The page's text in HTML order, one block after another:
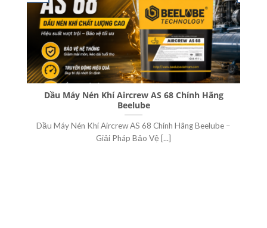
Dầu Máy Nén Khí Aircrew AS 68 Chính Hãng
Beelube
Dầu Máy Nén Khí Aircrew AS 68 Chính Hãng Beelube –
Giải Pháp Bảo Vệ [...]